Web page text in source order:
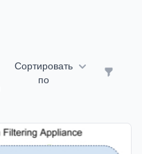
Сортировать
по